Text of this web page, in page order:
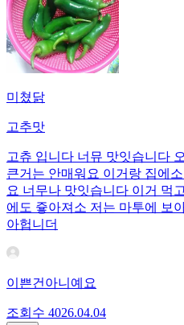
미쳤닭
고추맛
고츄 입니다 너뮤 맛잇습니다
큰거는 안매워요 이거랑 집에
요 너무나 맛잇습니다 이거 먹
에도 즇아져소 저는 마투에 보
아헙니더
이쁜건아니예요
조회수 4026.04.04